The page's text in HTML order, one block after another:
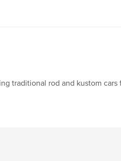
traditional rod and kustom